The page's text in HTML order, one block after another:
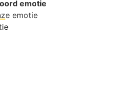
emotie
e emotie